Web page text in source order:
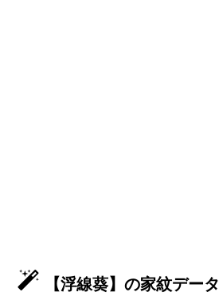
【浮線葵】の家紋データ